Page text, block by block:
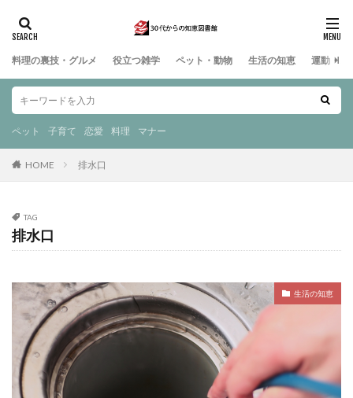
料理の裏技・グルメ 役立つ雑学 ペット・動物 生活の知恵 運動・ス
ペット 子育て 恋愛 料理 マナー
HOME 排水口
TAG
排水口
生活の知恵